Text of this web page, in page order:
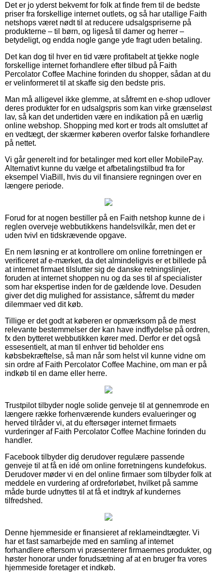
Det er jo yderst bekvemt for folk at finde frem til de bedste
priser fra forskellige internet outlets, og så har utallige Faith
netshops været nødt til at reducere udsalgspriserne på
produkterne – til børn, og ligeså til damer og herrer –
betydeligt, og endda nogle gange yde fragt uden betaling.
Det kan dog til hver en tid være profitabelt at tjekke nogle
forskellige internet forhandlere efter tilbud på Faith
Percolator Coffee Machine forinden du shopper, sådan at du
er velinformeret til at skaffe sig den bedste pris.
Man må alligevel ikke glemme, at såfremt en e-shop udlover
deres produkter for en udsalgspris som kan virke grænseløst
lav, så kan det undertiden være en indikation på en uærlig
online webshop. Shopping med kort er trods alt omsluttet af
en vedtægt, der skærmer køberen overfor falske forhandlere
på nettet.
Vi går generelt ind for betalinger med kort eller MobilePay.
Alternativt kunne du vælge et afbetalingstilbud fra for
eksempel ViaBill, hvis du vil finansiere regningen over en
længere periode.
Forud for at nogen bestiller på en Faith netshop kunne de i
reglen overveje webbutikkens handelsvilkår, men det er
uden tvivl en tidskrævende opgave.
En nem løsning er at kontrollere om online forretningen er
verificeret af e-mærket, da det almindeligvis er et billede på
at internet firmaet tilslutter sig de danske retningslinjer,
foruden at internet shoppen nu og da ses til af specialister
som har ekspertise inden for de gældende love. Desuden
giver det dig mulighed for assistance, såfremt du møder
dilemmaer ved dit køb.
Tillige er det godt at køberen er opmærksom på de mest
relevante bestemmelser der kan have indflydelse på ordren,
fx den bytteret webbutikken kører med. Derfor er det også
essesentielt, at man til enhver tid beholder ens
købsbekræftelse, så man når som helst vil kunne vidne om
sin ordre af Faith Percolator Coffee Machine, om man er på
indkøb til en dame eller herre.
Trustpilot tilbyder nogle solide genveje til at gennemrode en
længere række forhenværende kunders evalueringer og
herved tilråder vi, at du eftersøger internet firmaets
vurderinger af Faith Percolator Coffee Machine forinden du
handler.
Facebook tilbyder dig derudover regulære passende
genveje til at få en idé om online forretningens kundefokus.
Derudover møder vi en del online firmaer som tilbyder folk at
meddele en vurdering af ordreforløbet, hvilket på samme
måde burde udnyttes til at få et indtryk af kundernes
tilfredshed.
Denne hjemmeside er finansieret af reklameindtægter. Vi
har et fast samarbejde med en samling af internet
forhandlere eftersom vi præsenterer firmaernes produkter, og
høster honorar under forudsætning af at en bruger fra vores
hjemmeside foretager et indkøb.